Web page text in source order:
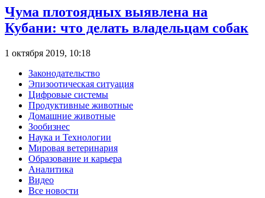
Чума плотоядных выявлена на
Кубани: что делать владельцам собак
1 октября 2019, 10:18
Законодательство
Эпизоотическая ситуация
Цифровые системы
Продуктивные животные
Домашние животные
Зообизнес
Наука и Технологии
Мировая ветеринария
Образование и карьера
Аналитика
Видео
Все новости